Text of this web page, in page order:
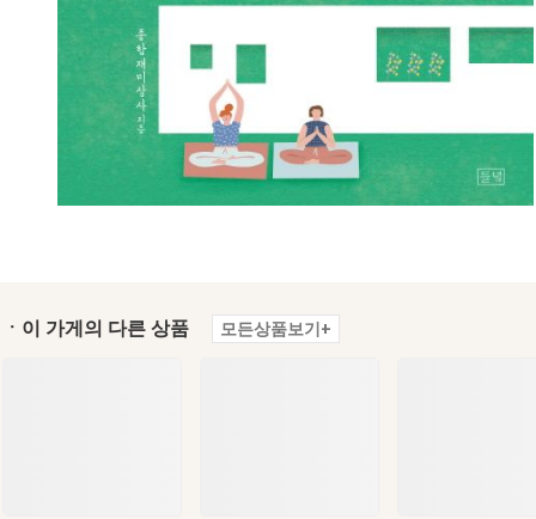
ㆍ이 가게의 다른 상품 모든상품보기+